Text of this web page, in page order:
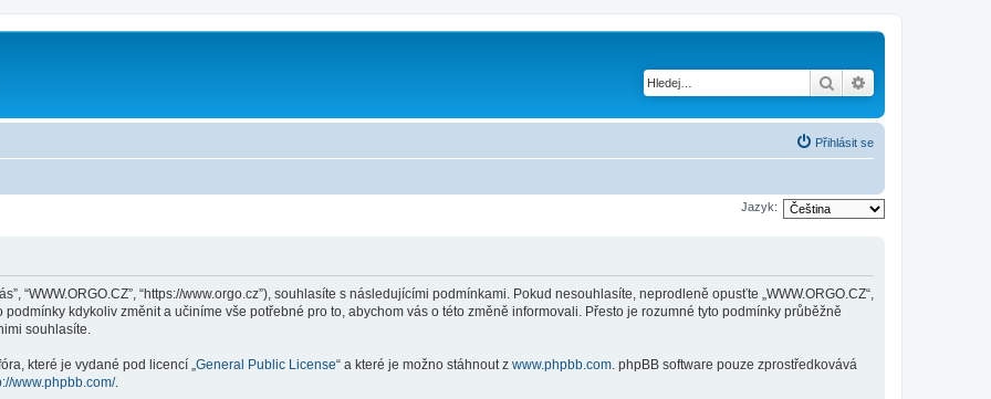
Hledat
Přihlásit se
Jazyk:
“WWW.ORGO.CZ”, “https://www.orgo.cz”), souhlasíte s následujícími podmínkami. Pokud nesouhlasíte, neprodleně opusťte „WWW.ORGO.CZ“,
kdykoliv změnit a učiníme vše potřebné pro to, abychom vás o této změně informovali. Přesto je rozumné tyto podmínky průběžně
souhlasíte.
které je vydané pod licencí „General Public License“ a které je možno stáhnout z www.phpbb.com. phpBB software pouze zprostředkovává
www.phpbb.com/.